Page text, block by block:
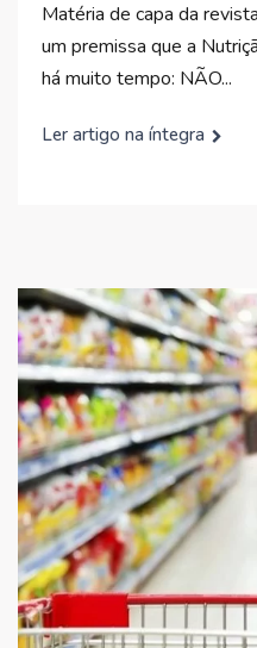
Matéria de capa da
um premissa que a
há muito tempo: NÃO...
Ler artigo na íntegra